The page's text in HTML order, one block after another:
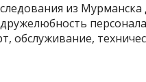
из
обслуживание,